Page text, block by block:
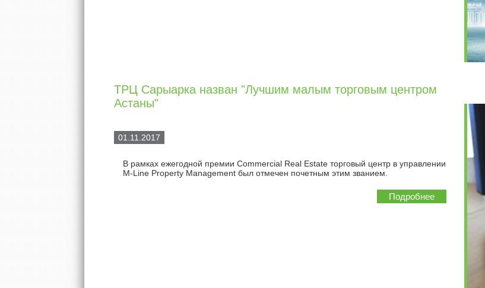
ТРЦ Сарыарка назван "Лучшим малым торговым центром
Астаны"
01.11.2017
В рамках ежегодной премии Commercial Real Estate торговый центр в управлении
M-Line Property Management был отмечен почетным этим званием.
Подробнее